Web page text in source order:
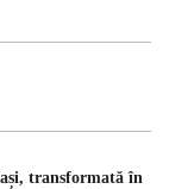
transformată în